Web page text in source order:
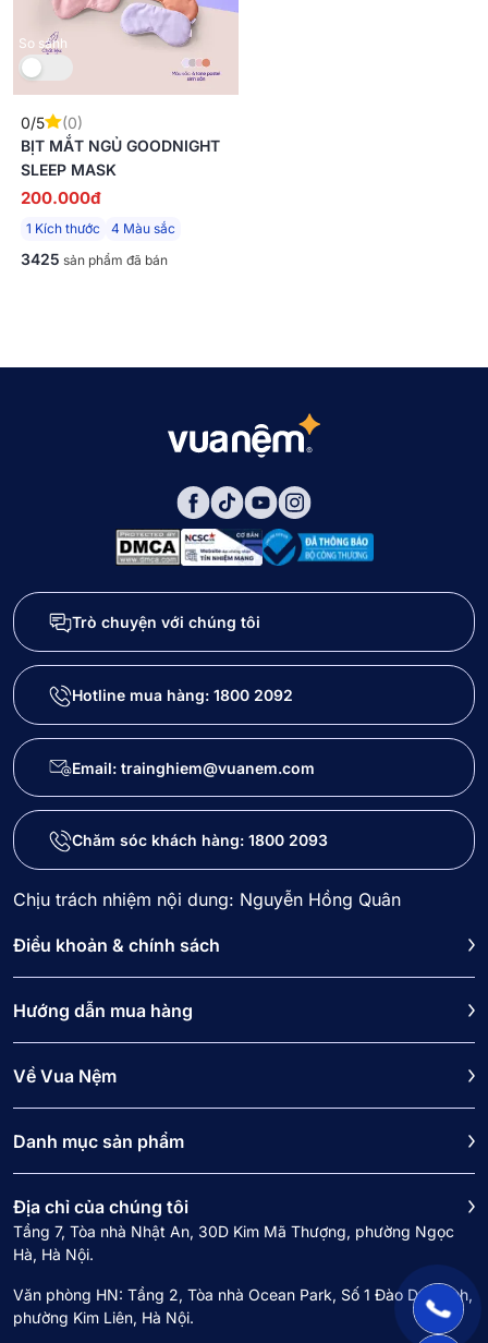
So sánh
0/5
(0)
BỊT MẮT NGỦ GOODNIGHT
SLEEP MASK
200.000đ
1 Kích thước 4 Màu sắc
3425 sản phẩm đã bán
Trò chuyện với chúng tôi
Hotline mua hàng: 1800 2092
Email: trainghiem@vuanem.com
Chăm sóc khách hàng: 1800 2093
Chịu trách nhiệm nội dung: Nguyễn Hồng Quân
Điều khoản & chính sách
Hướng dẫn mua hàng
Về Vua Nệm
Danh mục sản phẩm
Địa chỉ của chúng tôi
Tầng 7, Tòa nhà Nhật An, 30D Kim Mã Thượng, phường Ngọc
Hà, Hà Nội.
Văn phòng HN: Tầng 2, Tòa nhà Ocean Park, Số 1 Đào Duy Anh,
phường Kim Liên, Hà Nội.